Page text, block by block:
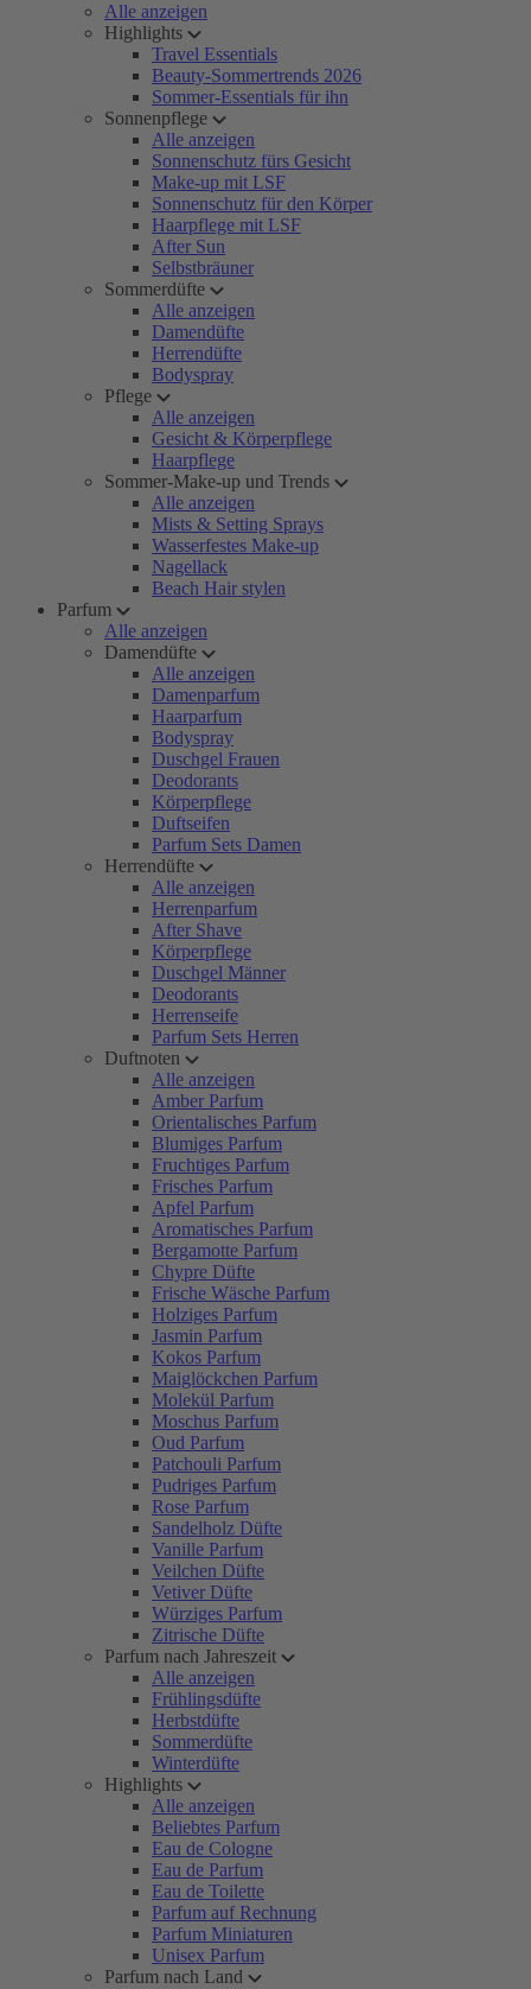
Alle anzeigen
Highlights
Travel Essentials
Beauty-Sommertrends 2026
Sommer-Essentials für ihn
Sonnenpflege
Alle anzeigen
Sonnenschutz fürs Gesicht
Make-up mit LSF
Sonnenschutz für den Körper
Haarpflege mit LSF
After Sun
Selbstbräuner
Sommerdüfte
Alle anzeigen
Damendüfte
Herrendüfte
Bodyspray
Pflege
Alle anzeigen
Gesicht & Körperpflege
Haarpflege
Sommer-Make-up und Trends
Alle anzeigen
Mists & Setting Sprays
Wasserfestes Make-up
Nagellack
Beach Hair stylen
Parfum
Alle anzeigen
Damendüfte
Alle anzeigen
Damenparfum
Haarparfum
Bodyspray
Duschgel Frauen
Deodorants
Körperpflege
Duftseifen
Parfum Sets Damen
Herrendüfte
Alle anzeigen
Herrenparfum
After Shave
Körperpflege
Duschgel Männer
Deodorants
Herrenseife
Parfum Sets Herren
Duftnoten
Alle anzeigen
Amber Parfum
Orientalisches Parfum
Blumiges Parfum
Fruchtiges Parfum
Frisches Parfum
Apfel Parfum
Aromatisches Parfum
Bergamotte Parfum
Chypre Düfte
Frische Wäsche Parfum
Holziges Parfum
Jasmin Parfum
Kokos Parfum
Maiglöckchen Parfum
Molekül Parfum
Moschus Parfum
Oud Parfum
Patchouli Parfum
Pudriges Parfum
Rose Parfum
Sandelholz Düfte
Vanille Parfum
Veilchen Düfte
Vetiver Düfte
Würziges Parfum
Zitrische Düfte
Parfum nach Jahreszeit
Alle anzeigen
Frühlingsdüfte
Herbstdüfte
Sommerdüfte
Winterdüfte
Highlights
Alle anzeigen
Beliebtes Parfum
Eau de Cologne
Eau de Parfum
Eau de Toilette
Parfum auf Rechnung
Parfum Miniaturen
Unisex Parfum
Parfum nach Land